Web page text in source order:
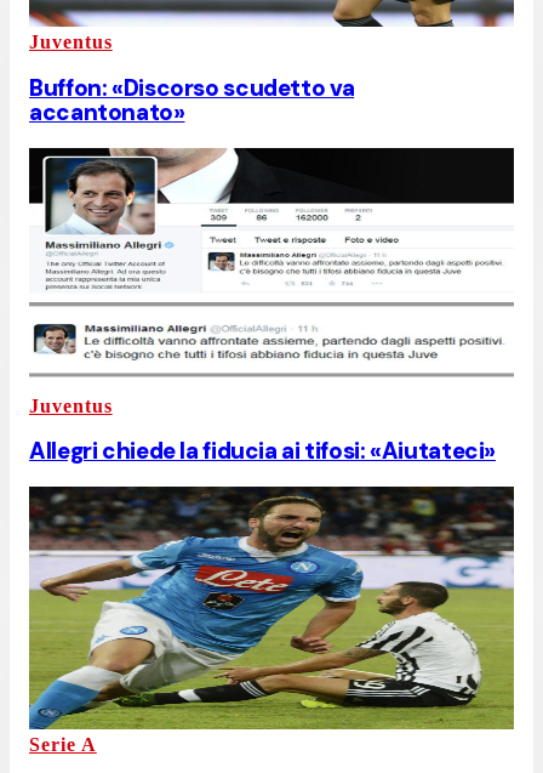
Juventus
Buffon: «Discorso scudetto va
accantonato»
Juventus
Allegri chiede la fiducia ai tifosi: «Aiutateci»
Serie A